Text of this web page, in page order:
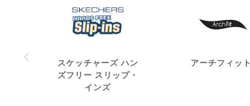
スケッチャーズ ハン
ズフリー スリップ・
インズ
アーチフィット